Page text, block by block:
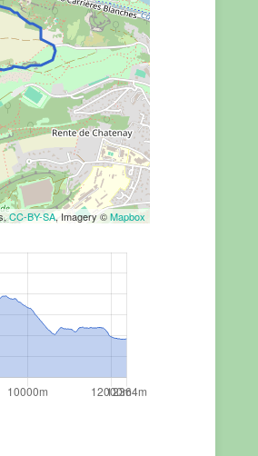
CC-BY-SA, Imagery ©Mapbox